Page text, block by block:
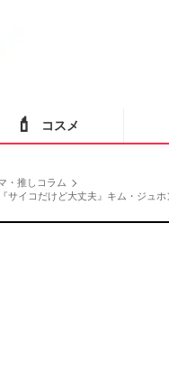
💄 コスメ
・推しコラム
サイコだけど大丈夫』キム・ジュ